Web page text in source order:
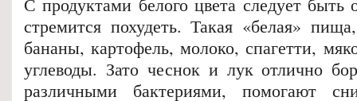
стремится похудеть. Такая «белая»
бананы, картофель, молоко, спагетти,
углеводы. Зато чеснок и лук отлично
различными бактериями, помогают